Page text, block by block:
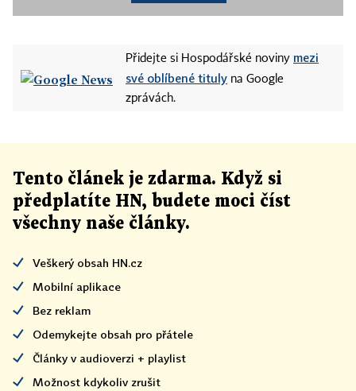
Přidejte si Hospodářské noviny mezi
své oblíbené tituly na Google
zprávách.
Tento článek je zdarma. Když si
předplatíte HN, budete moci číst
všechny naše články.
Veškerý obsah HN.cz
Mobilní aplikace
Bez reklam
Odemykejte obsah pro přátele
Články v audioverzi + playlist
Možnost kdykoliv zrušit